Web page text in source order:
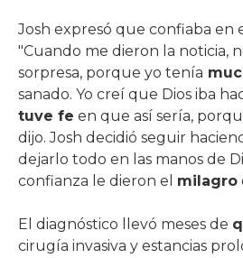
Josh expresó que confiaba en
"Cuando me dieron la noticia,
sorpresa, porque yo tenía
sanado. Yo creí que Dios iba
tuve fe en que así sería,
dijo. Josh decidió seguir
dejarlo todo en las manos de
confianza le dieron el milagro
El diagnóstico llevó meses de
cirugía invasiva y estancias